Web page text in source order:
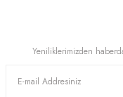
Yeniliklerimizden